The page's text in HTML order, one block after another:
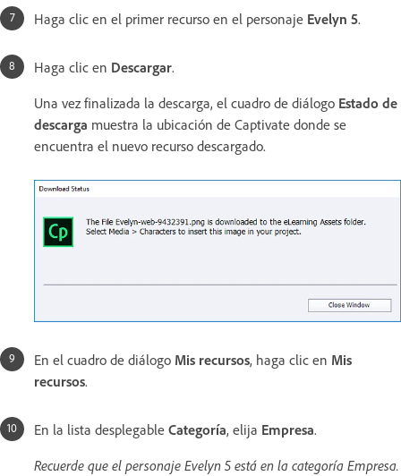
Haga clic en el primer recurso en el personaje Evelyn 5.
Haga clic en Descargar.
Una vez finalizada la descarga, el cuadro de diálogo Estado de
descarga muestra la ubicación de Captivate donde se
encuentra el nuevo recurso descargado.
En el cuadro de diálogo Mis recursos, haga clic en Mis
recursos.
En la lista desplegable Categoría, elija Empresa.
Recuerde que el personaje Evelyn 5 está en la categoría Empresa.